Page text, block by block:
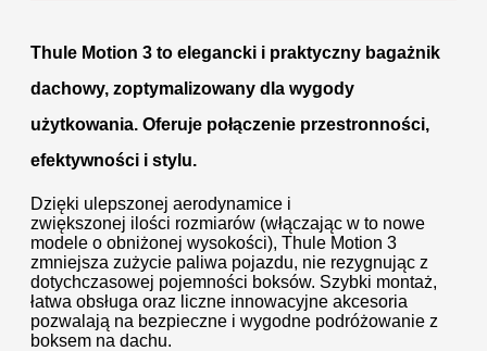
Thule Motion 3 to elegancki i praktyczny bagażnik
dachowy, zoptymalizowany dla wygody
użytkowania. Oferuje połączenie przestronności,
efektywności i stylu.
Dzięki ulepszonej aerodynamice i
zwiększonej ilości rozmiarów (włączając w to nowe
modele o obniżonej wysokości), Thule Motion 3
zmniejsza zużycie paliwa pojazdu, nie rezygnując z
dotychczasowej pojemności boksów. Szybki montaż,
łatwa obsługa oraz liczne innowacyjne akcesoria
pozwalają na bezpieczne i wygodne podróżowanie z
boksem na dachu.